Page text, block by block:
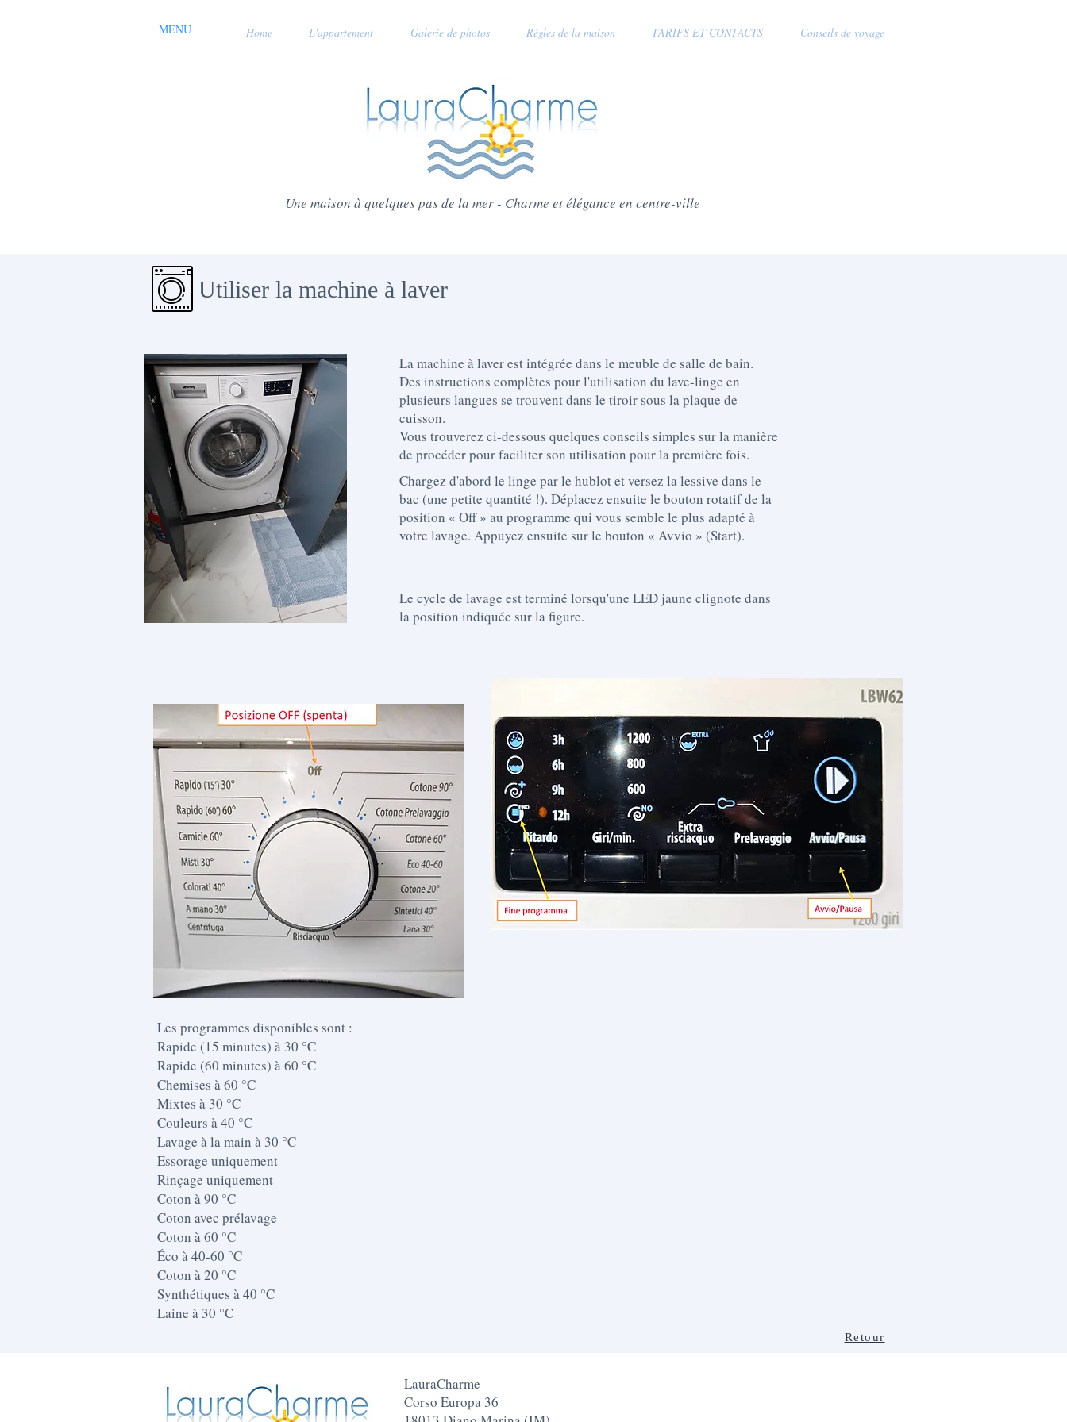
MENU Home L'appartement Galerie de photos Règles de la maison TARIFS ET CONTACTS Conseils de voyage
Une maison à quelques pas de la mer - Charme et élégance en centre-ville
Utiliser la machine à laver
La machine à laver est intégrée dans le meuble de salle de bain.
Des instructions complètes pour l'utilisation du lave-linge en
plusieurs langues se trouvent dans le tiroir sous la plaque de
cuisson.
Vous trouverez ci-dessous quelques conseils simples sur la manière
de procéder pour faciliter son utilisation pour la première fois.
Chargez d'abord le linge par le hublot et versez la lessive dans le
bac (une petite quantité !). Déplacez ensuite le bouton rotatif de la
position « Off » au programme qui vous semble le plus adapté à
votre lavage. Appuyez ensuite sur le bouton « Avvio » (Start).
Le cycle de lavage est terminé lorsqu'une LED jaune clignote dans
la position indiquée sur la figure.
Les programmes disponibles sont :
Rapide (15 minutes) à 30 °C
Rapide (60 minutes) à 60 °C
Chemises à 60 °C
Mixtes à 30 °C
Couleurs à 40 °C
Lavage à la main à 30 °C
Essorage uniquement
Rinçage uniquement
Coton à 90 °C
Coton avec prélavage
Coton à 60 °C
Éco à 40-60 °C
Coton à 20 °C
Synthétiques à 40 °C
Laine à 30 °C
Retour
LauraCharme
Corso Europa 36